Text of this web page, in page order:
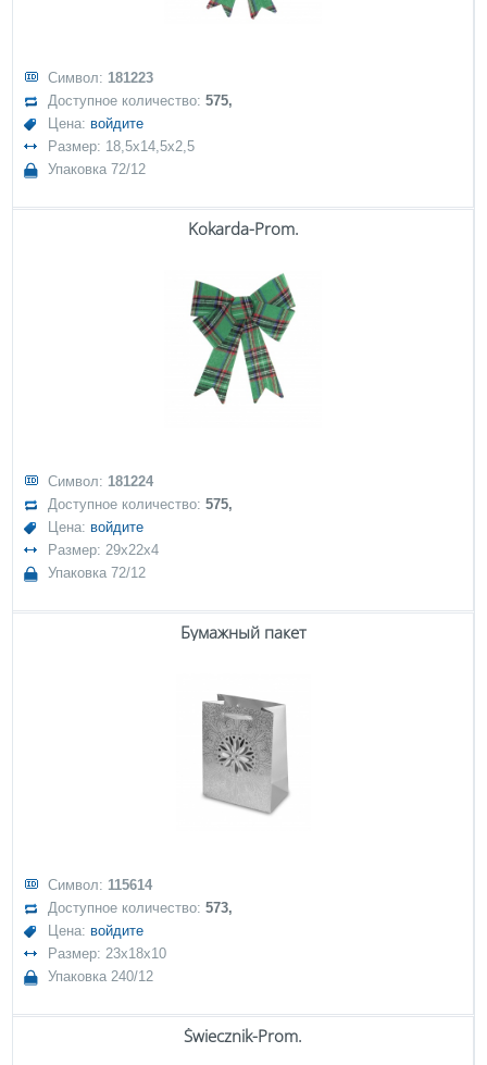
Символ: 181223
Доступное количество:575,
Цена: войдите
Размер: 18,5x14,5x2,5
Упаковка 72/12
Kokarda-Prom.
Символ: 181224
Доступное количество:575,
Цена: войдите
Размер: 29x22x4
Упаковка 72/12
Бумажный пакет
Символ: 115614
Доступное количество:573,
Цена: войдите
Размер: 23x18x10
Упаковка 240/12
Świecznik-Prom.